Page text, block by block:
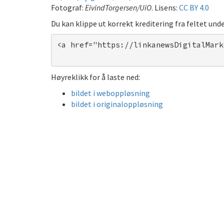
Fotograf: EivindTorgersen/UiO. Lisens: CC BY 4.0
Du kan klippe ut korrekt kreditering fra feltet
<a href="https://
Høyreklikk for å laste ned:
bildet i weboppløsning
bildet i originaloppløsning